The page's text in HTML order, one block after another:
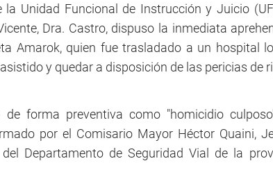
Unidad Funcional de Instrucción y Juicio
Dra. Castro, dispuso la inmediata
Amarok, quien fue trasladado a un hospital
y quedar a disposición de las pericias de
forma preventiva como "homicidio
por el Comisario Mayor Héctor Quaini,
Departamento de Seguridad Vial de la